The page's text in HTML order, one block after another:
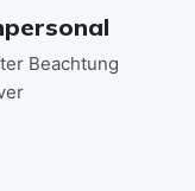
Beachtung